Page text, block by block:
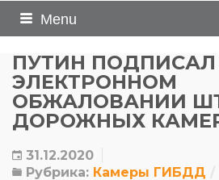
Menu
ПУТИН
ЭЛЕКТРОННОМ
ОБЖАЛОВАНИИ
ДОРОЖНЫХ
31.12.2020
Рубрика: Камеры ГИБДД